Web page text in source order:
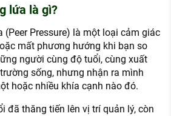
LÀM
TRIỂN ĐỘI NGŨ
lứa là gì?
Pressure) là một loại cảm giác
mất phương hướng khi bạn so
người cùng độ tuổi, cùng xuất
sống, nhưng nhận ra mình
hoặc nhiều khía cạnh nào đó.
đã thăng tiến lên vị trí quản lý, còn